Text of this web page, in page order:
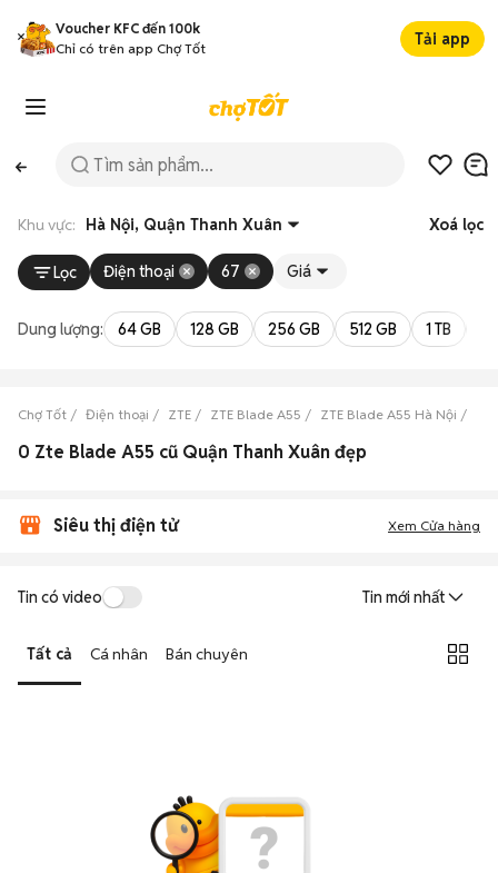
Voucher KFC đến 100k
Chỉ có trên app Chợ Tốt
Tải app
Khu vực: Hà Nội, Quận Thanh Xuân Xoá lọc
Lọc Điện thoại 67 Giá
Dung lượng: 64 GB 128 GB 256 GB 512 GB 1 TB
Chợ Tốt Điện thoại ZTE ZTE Blade A55 ZTE Blade A55 Hà Nội
0 Zte Blade A55 cũ Quận Thanh Xuân đẹp
Siêu thị điện tử Xem Cửa hàng
Tin có video Tin mới nhất
Tất cả Cá nhân Bán chuyên